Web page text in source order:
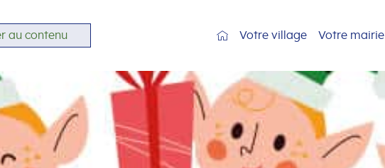
au contenu Votre village Votre mairie